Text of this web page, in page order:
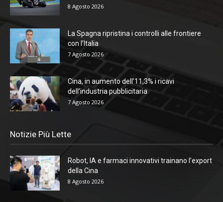
8 Agosto 2026
La Spagna ripristina i controlli alle frontiere
con l’Italia
7 Agosto 2026
Cina, in aumento dell’11,3% i ricavi
dell’industria pubblicitaria
7 Agosto 2026
Notizie Più Lette
Robot, IA e farmaci innovativi trainano l’export
della Cina
8 Agosto 2026